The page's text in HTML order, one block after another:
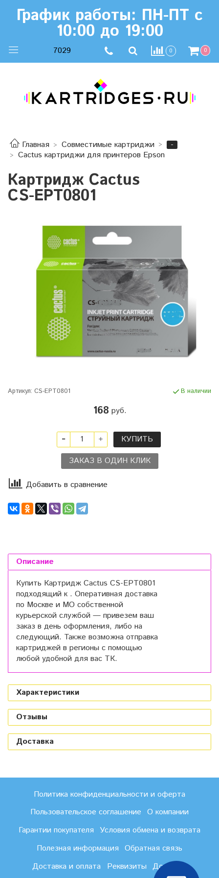
График работы: ПН-ПТ с
10:00 до 19:00
7029 0 0
Главная Совместимые картриджи
-
Cactus картриджи для принтеров Epson
Картридж Cactus
CS-EPT0801
Артикул: CS-EPT0801 В наличии
168 руб.
КУПИТЬ
ЗАКАЗ В ОДИН КЛИК
Добавить в сравнение
Описание
Купить Картридж Cactus CS-EPT0801
подходящий к . Оперативная доставка
по Москве и МО собственной
курьерской службой — привезем ваш
заказ в день оформления, либо на
следующий. Также возможна отправка
картриджей в регионы с помощью
любой удобной для вас ТК.
Характеристики
Отзывы
Доставка
Политика конфиденциальности и оферта
Пользовательское соглашение О компании
Гарантии покупателя Условия обмена и возврата
Полезная информация Обратная связь
Доставка и оплата
Реквизиты Доставка